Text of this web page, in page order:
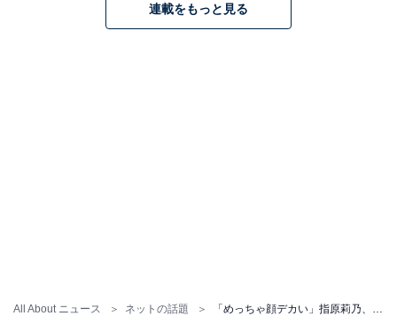
All About ニュース ネットの話題
連載をもっと見る